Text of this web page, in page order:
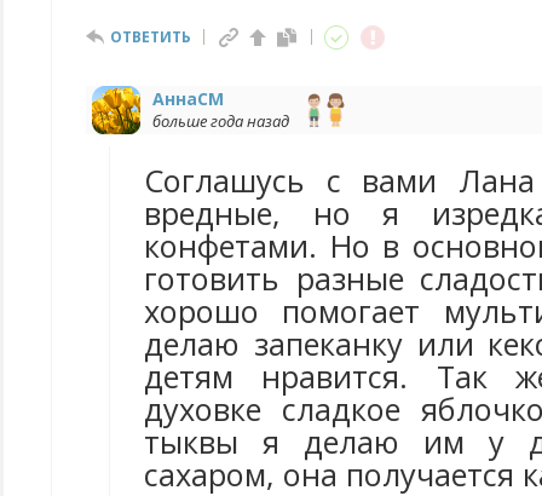
ОТВЕТИТЬ
АннаCM
больше года назад
Соглашусь с вами
вредные, но я
конфетами. Но в
готовить разные
хорошо помогает
делаю запеканку или
детям нравится. Так
духовке сладкое
тыквы я делаю им у
сахаром, она получается